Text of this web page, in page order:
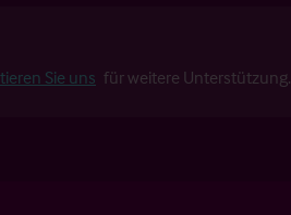
Sie uns für weitere Unterstützung.